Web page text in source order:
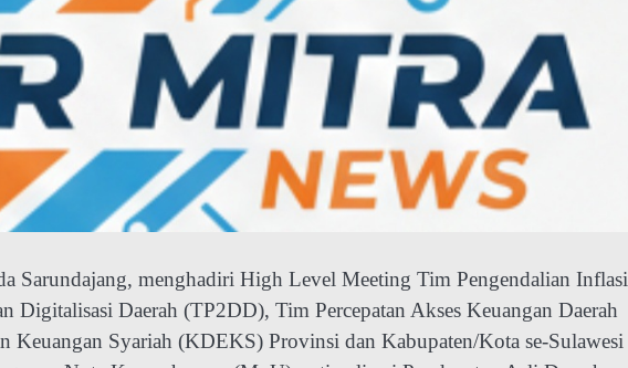
Sarundajang, menghadiri High Level Meeting Tim Pengendalian Inflasi
Digitalisasi Daerah (TP2DD), Tim Percepatan Akses Keuangan Daerah
Keuangan Syariah (KDEKS) Provinsi dan Kabupaten/Kota se-Sulawesi